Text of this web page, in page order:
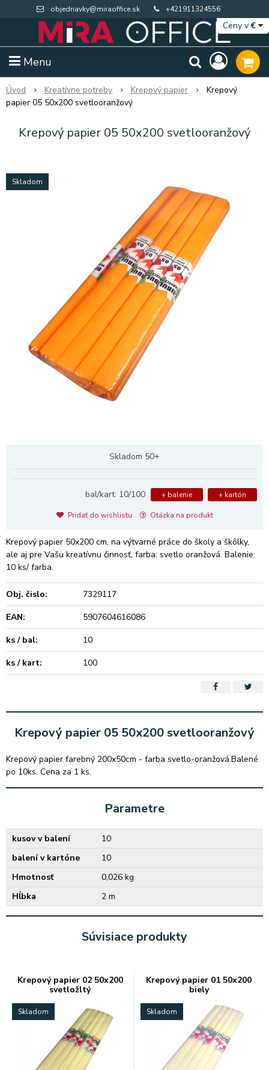
objednavky@miraoffice.sk +421911324556
Menu
Ceny v€
Výpredaj BTS
Úvod Kreatívne potreby Krepový papier
Krepový
papier 05 50x200 svetlooranžový
Krepový papier 05 50x200 svetlooranžový
Skladom
Skladom 50+
bal/kart: 10/100 + balenie + kartón
Pridať do wishlistu Otázka na produkt
Krepový papier 50x200 cm, na výtvarné práce do školy a škôlky,
ale aj pre Vašu kreatívnu činnosť, farba: svetlo oranžová. Balenie:
10 ks/ farba.
Obj. čislo:
7329117
EAN:
5907604616086
ks / bal:
10
ks / kart:
100
Krepový papier 05 50x200 svetlooranžový
Krepový papier farebný 200x50cm - farba svetlo-oranžová.Balené
po 10ks. Cena za 1 ks.
Parametre
kusov v balení
10
balení v kartóne
10
Hmotnosť
0,026 kg
Hĺbka
2 m
Súvisiace produkty
Krepový papier 02 50x200
svetložltý
Skladom
Krepový papier 01 50x200
biely
Skladom